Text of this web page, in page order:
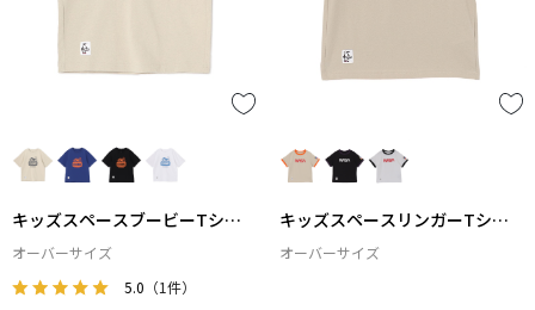
キッズスペースブービーTシャ
ツ
オーバーサイズ
5.0 （1件）
キッズスペースリンガーTシャ
ツ
オーバーサイズ